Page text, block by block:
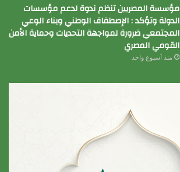
مؤسسة المصريين تنظم ندوة لدعم مؤسسات
الدولة وتؤكد : الإصطفاف الوطني وبناء الوعي
المجتمعي ضرورة لمواجهة التحديات وحماية الأمن
القومي المصري
منذ أسبوع واحد